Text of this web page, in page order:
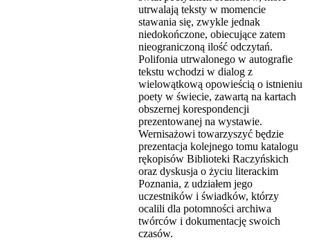
utrwalają teksty w momencie
stawania się, zwykle jednak
niedokończone, obiecujące zatem
nieograniczoną ilość odczytań.
Polifonia utrwalonego w autografie
tekstu wchodzi w dialog z
wielowątkową opowieścią o istnieniu
poety w świecie, zawartą na kartach
obszernej korespondencji
prezentowanej na wystawie.
Wernisażowi towarzyszyć będzie
prezentacja kolejnego tomu katalogu
rękopisów Biblioteki Raczyńskich
oraz dyskusja o życiu literackim
Poznania, z udziałem jego
uczestników i świadków, którzy
ocalili dla potomności archiwa
twórców i dokumentację swoich
czasów.